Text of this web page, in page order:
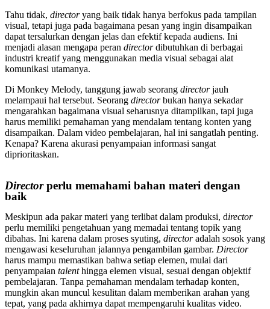
Tahu tidak, directoryang baik tidak hanya berfokus pada tampilan
visual, tetapi juga pada bagaimana pesan yang ingin disampaikan
dapat tersalurkan dengan jelas dan efektif kepada audiens. Ini
menjadi alasan mengapa peran directordibutuhkan di berbagai
industri kreatif yang menggunakan media visual sebagai alat
komunikasi utamanya.
Di Monkey Melody, tanggung jawab seorang directorjauh
melampaui hal tersebut. Seorang directorbukan hanya sekadar
mengarahkan bagaimana visual seharusnya ditampilkan, tapi juga
harus memiliki pemahaman yang mendalam tentang konten yang
disampaikan. Dalam video pembelajaran, hal ini sangatlah penting.
Kenapa? Karena akurasi penyampaian informasi sangat
diprioritaskan.
Directorperlu memahami bahan materi dengan
baik
Meskipun ada pakar materi yang terlibat dalam produksi, director
perlu memiliki pengetahuan yang memadai tentang topik yang
dibahas. Ini karena dalam proses syuting, directoradalah sosok yang
mengawasi keseluruhan jalannya pengambilan gambar. Director
harus mampu memastikan bahwa setiap elemen, mulai dari
penyampaian talenthingga elemen visual, sesuai dengan objektif
pembelajaran. Tanpa pemahaman mendalam terhadap konten,
mungkin akan muncul kesulitan dalam memberikan arahan yang
tepat, yang pada akhirnya dapat mempengaruhi kualitas video.